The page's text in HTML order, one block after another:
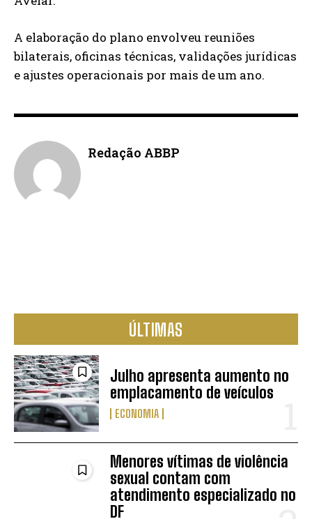
A elaboração do plano envolveu reuniões
bilaterais, oficinas técnicas, validações jurídicas
e ajustes operacionais por mais de um ano.
Redação ABBP
ÚLTIMAS
Julho apresenta aumento no
emplacamento de veículos
ECONOMIA
Menores vítimas de violência
sexual contam com
atendimento especializado no
DF